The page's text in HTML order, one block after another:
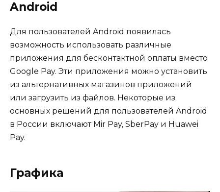
Android
Для пользователей Android появилась
возможность использовать различные
приложения для бесконтактной оплаты вместо
Google Pay. Эти приложения можно установить
из альтернативных магазинов приложений
или загрузить из файлов. Некоторые из
основных решений для пользователей Android
в России включают Mir Pay, SberPay и Huawei
Pay.
Графика